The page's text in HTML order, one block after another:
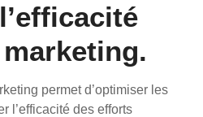
permet d’optimiser les
l’efficacité des efforts